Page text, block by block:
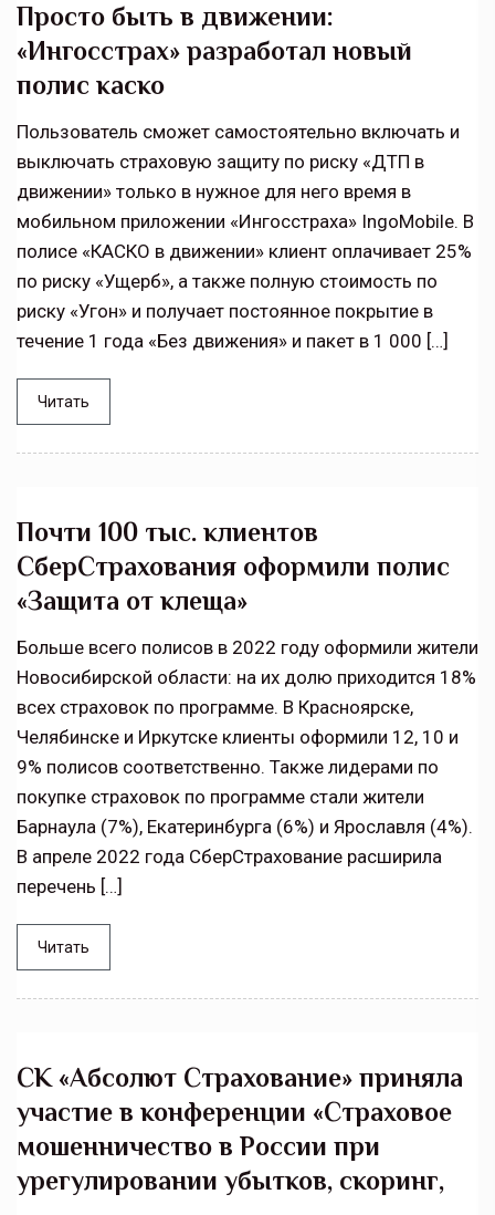
Просто быть в движении:
«Ингосстрах» разработал новый
полис каско
Пользователь сможет самостоятельно включать и
выключать страховую защиту по риску «ДТП в
движении» только в нужное для него время в
мобильном приложении «Ингосстраха» IngoMobile. В
полисе «КАСКО в движении» клиент оплачивает 25%
по риску «Ущерб», а также полную стоимость по
риску «Угон» и получает постоянное покрытие в
течение 1 года «Без движения» и пакет в 1 000 […]
Читать
Почти 100 тыс. клиентов
СберСтрахования оформили полис
«Защита от клеща»
Больше всего полисов в 2022 году оформили жители
Новосибирской области: на их долю приходится 18%
всех страховок по программе. В Красноярске,
Челябинске и Иркутске клиенты оформили 12, 10 и
9% полисов соответственно. Также лидерами по
покупке страховок по программе стали жители
Барнаула (7%), Екатеринбурга (6%) и Ярославля (4%).
В апреле 2022 года СберСтрахование расширила
перечень […]
Читать
СК «Абсолют Страхование» приняла
участие в конференции «Страховое
мошенничество в России при
урегулировании убытков, скоринг,